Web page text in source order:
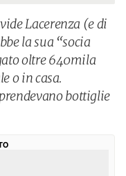
Lacerenza (e di
la sua “socia
oltre 640mila
o in casa.
bottiglie